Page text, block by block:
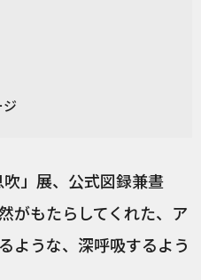
」展、公式図録兼晝
がもたらしてくれた、ア
ような、深呼吸するよう